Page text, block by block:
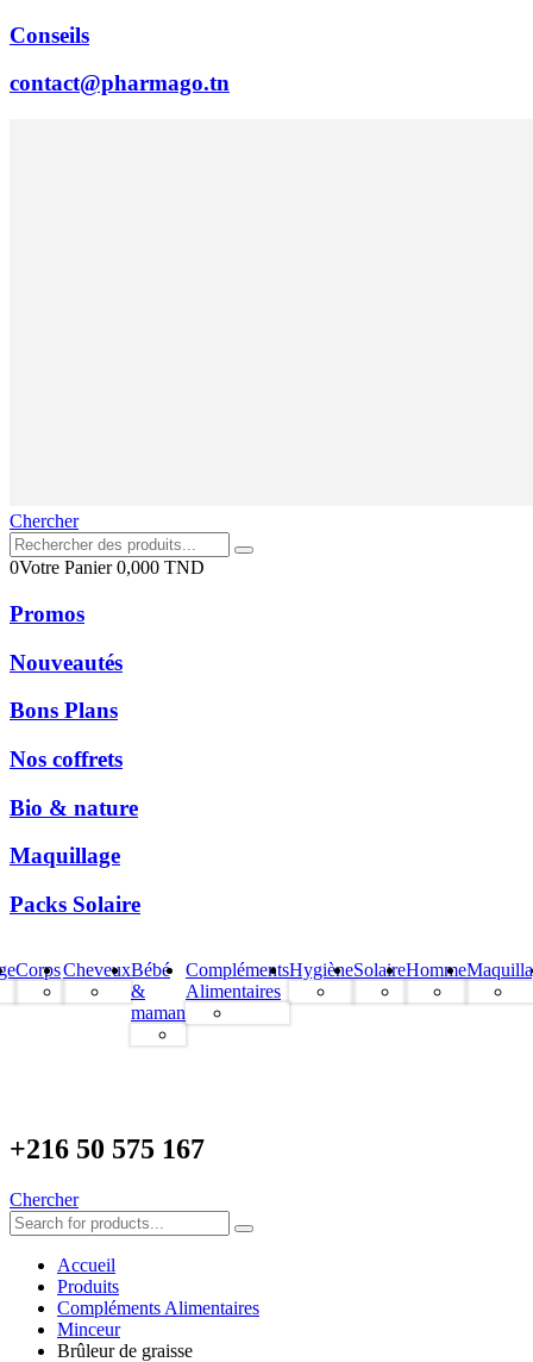
Conseils
contact@pharmago.tn
Chercher
0Votre Panier0,000 TND
Promos
Nouveautés
Bons Plans
Nos coffrets
Bio & nature
Maquillage
Packs Solaire
CorpsCheveuxBébé
&
maman
Compléments
Alimentaires
HygièneSolaireHomme
+216 50 575 167
Chercher
Accueil
Produits
Compléments Alimentaires
Minceur
Brûleur de graisse